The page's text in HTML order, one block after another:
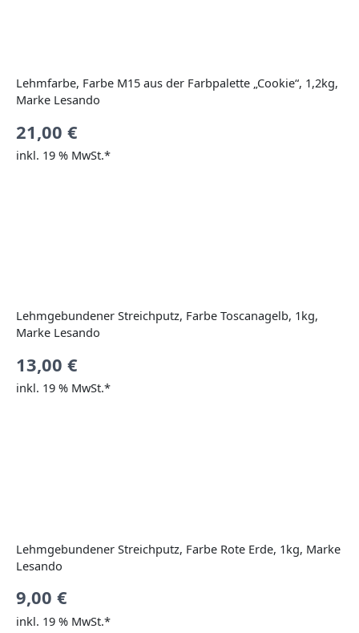
Lehmfarbe, Farbe M15 aus der Farbpalette „Cookie“, 1,2kg,
Marke Lesando
21,00 €
inkl. 19 % MwSt.*
Lehmgebundener Streichputz, Farbe Toscanagelb, 1kg,
Marke Lesando
13,00 €
inkl. 19 % MwSt.*
Lehmgebundener Streichputz, Farbe Rote Erde, 1kg, Marke
Lesando
9,00 €
inkl. 19 % MwSt.*